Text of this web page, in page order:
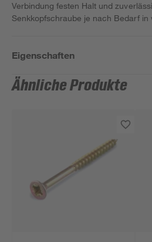
Verbindung festen Halt und
Senkkopfschraube je nach Bedarf in
Eigenschaften
Ähnliche Produkte